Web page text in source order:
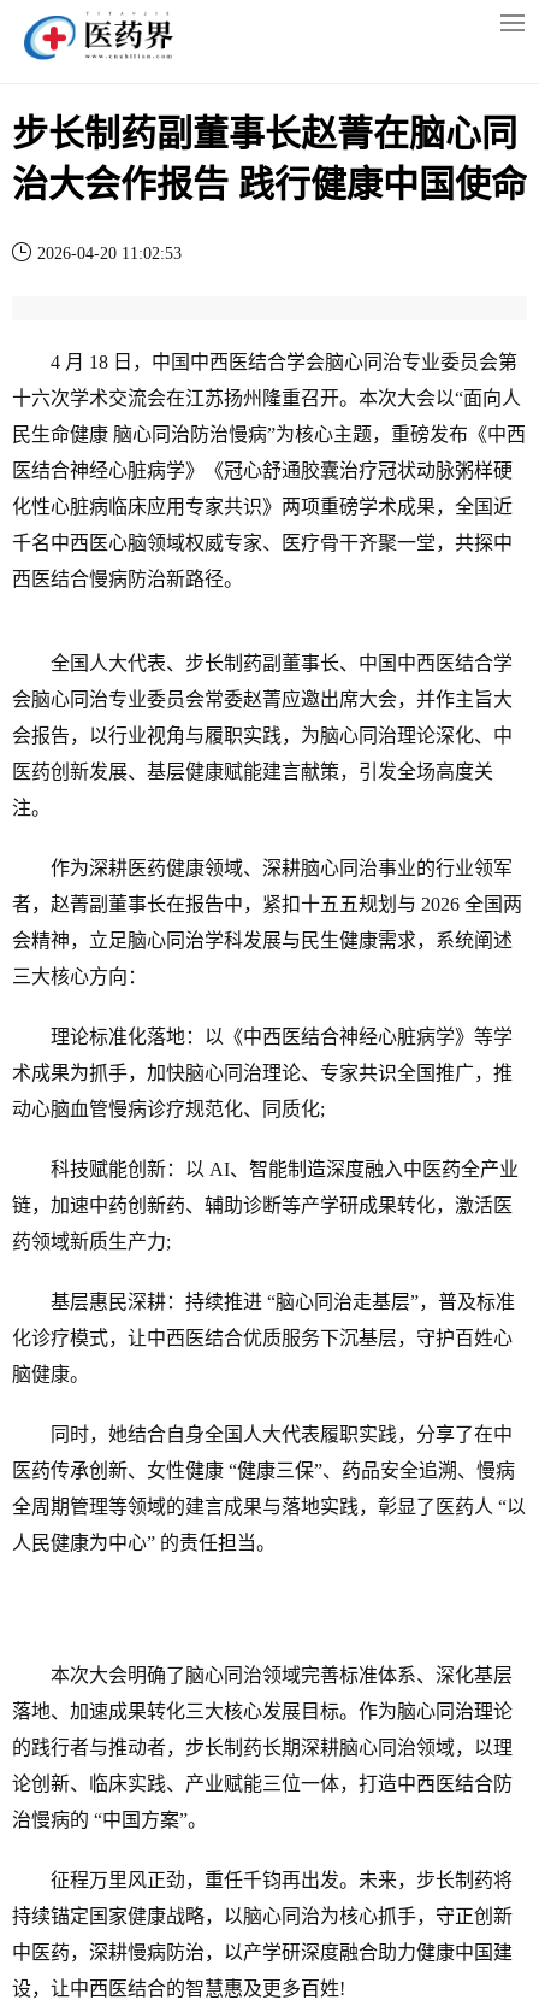
步长制药副董事长赵菁在脑心同
治大会作报告 践行健康中国使命
2026-04-20 11:02:53
4 月 18 日，中国中西医结合学会脑心同治专业委员会第
十六次学术交流会在江苏扬州隆重召开。本次大会以“面向人
民生命健康 脑心同治防治慢病”为核心主题，重磅发布《中西
医结合神经心脏病学》《冠心舒通胶囊治疗冠状动脉粥样硬
化性心脏病临床应用专家共识》两项重磅学术成果，全国近
千名中西医心脑领域权威专家、医疗骨干齐聚一堂，共探中
西医结合慢病防治新路径。
全国人大代表、步长制药副董事长、中国中西医结合学
会脑心同治专业委员会常委赵菁应邀出席大会，并作主旨大
会报告，以行业视角与履职实践，为脑心同治理论深化、中
医药创新发展、基层健康赋能建言献策，引发全场高度关
注。
作为深耕医药健康领域、深耕脑心同治事业的行业领军
者，赵菁副董事长在报告中，紧扣十五五规划与 2026 全国两
会精神，立足脑心同治学科发展与民生健康需求，系统阐述
三大核心方向：
理论标准化落地：以《中西医结合神经心脏病学》等学
术成果为抓手，加快脑心同治理论、专家共识全国推广，推
动心脑血管慢病诊疗规范化、同质化;
科技赋能创新：以 AI、智能制造深度融入中医药全产业
链，加速中药创新药、辅助诊断等产学研成果转化，激活医
药领域新质生产力;
基层惠民深耕：持续推进 “脑心同治走基层”，普及标准
化诊疗模式，让中西医结合优质服务下沉基层，守护百姓心
脑健康。
同时，她结合自身全国人大代表履职实践，分享了在中
医药传承创新、女性健康 “健康三保”、药品安全追溯、慢病
全周期管理等领域的建言成果与落地实践，彰显了医药人 “以
人民健康为中心” 的责任担当。
本次大会明确了脑心同治领域完善标准体系、深化基层
落地、加速成果转化三大核心发展目标。作为脑心同治理论
的践行者与推动者，步长制药长期深耕脑心同治领域，以理
论创新、临床实践、产业赋能三位一体，打造中西医结合防
治慢病的 “中国方案”。
征程万里风正劲，重任千钧再出发。未来，步长制药将
持续锚定国家健康战略，以脑心同治为核心抓手，守正创新
中医药，深耕慢病防治，以产学研深度融合助力健康中国建
设，让中西医结合的智慧惠及更多百姓!